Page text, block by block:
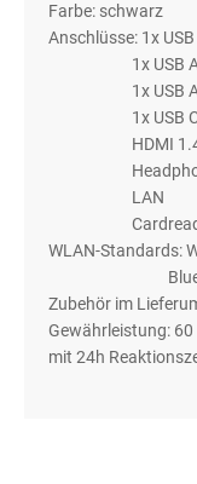
Farbe: schwarz
Anschlüsse: 1x
1x USB A
1x USB A
1x USB C
HDMI
Headphone/
LAN
WLAN-Standards:
Zubehör im
Gewährleistung:
mit 24h